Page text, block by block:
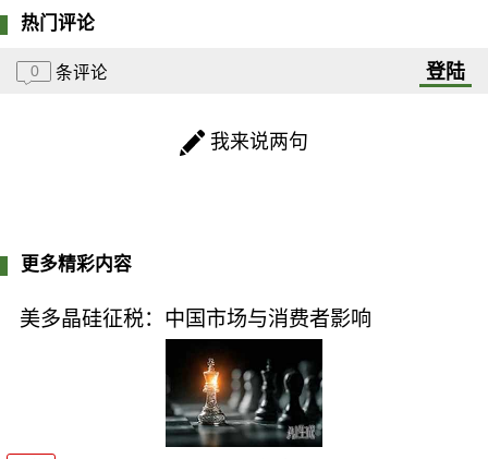
热门评论
0 条评论 登陆
我来说两句
更多精彩内容
美多晶硅征税：中国市场与消费者影响